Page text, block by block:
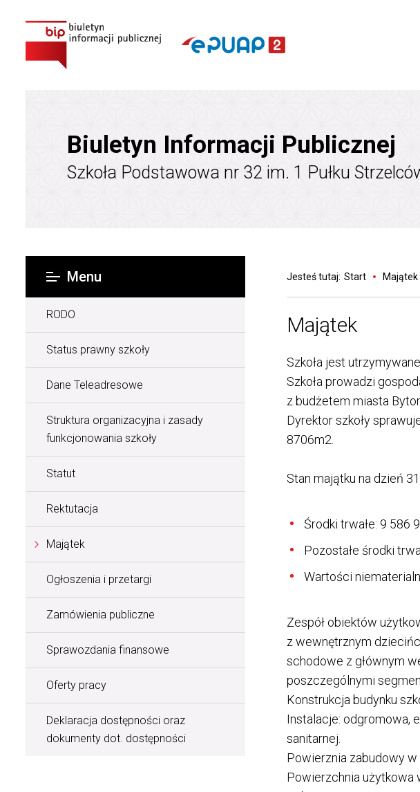
Biuletyn Informacji Publicznej
Szkoła Podstawowa nr 32 im. ​1 Pułku
Menu
RODO
Status prawny szkoły
Dane Teleadresowe
Struktura organizacyjna i zasady
funkcjonowania szkoły
Statut
Rektutacja
Majątek
Ogłoszenia i przetargi
Zamówienia publiczne
Sprawozdania finansowe
Oferty pracy
Deklaracja dostępności oraz
dokumenty dot. dostępności
Jesteś tutaj: Start Majątek
Majątek
Szkoła jest
Szkoła prowadzi
z budżetem miasta
Dyrektor szkoły
8706m2.
Stan majątku na dzień
Środki trwałe: 9 586
Pozostałe środki
Wartości
Zespół obiektów
z wewnętrznym
schodowe z głównym
poszczególnymi
Konstrukcja budynku
Instalacje: odgromowa,
sanitarnej.
Powierznia zabudowy w
Powierzchnia użytkowa